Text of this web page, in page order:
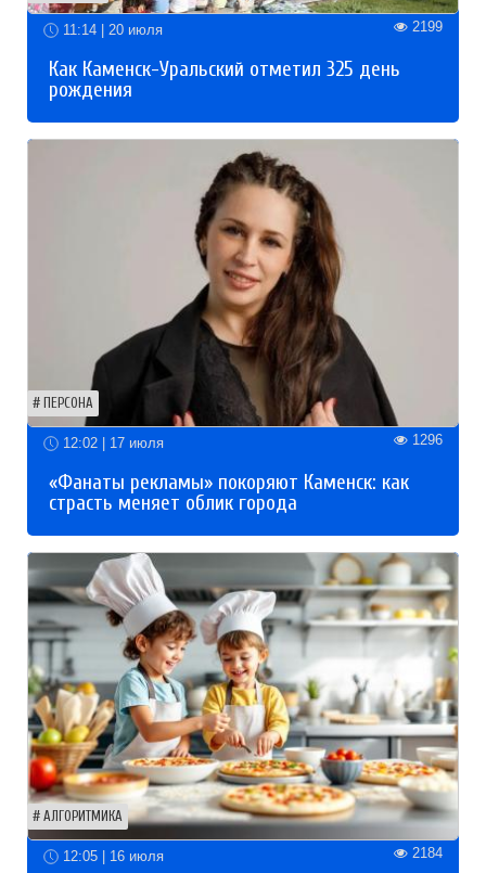
11:14 | 20 июля 2199
Как Каменск-Уральский отметил 325 день
рождения
ПЕРСОНА
12:02 | 17 июля 1296
«Фанаты рекламы» покоряют Каменск: как
страсть меняет облик города
АЛГОРИТМИКА
12:05 | 16 июля 2184